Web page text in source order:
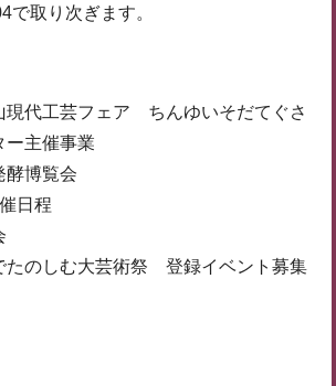
で取り次ぎます。
現代工芸フェア ちんゆいそだてぐさ
ー主催事業
酵博覧会
日程
たのしむ大芸術祭 登録イベント募集